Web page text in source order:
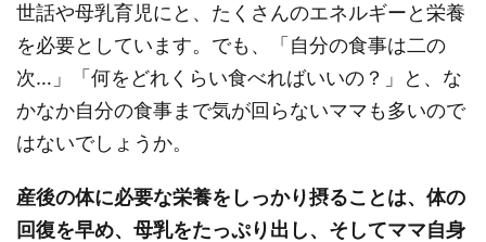
世話や母乳育児にと、たくさんのエネルギーと栄養
を必要としています。でも、「自分の食事は二の
次…」「何をどれくらい食べればいいの？」と、な
かなか自分の食事まで気が回らないママも多いので
はないでしょうか。
産後の体に必要な栄養をしっかり摂ることは、体の
回復を早め、母乳をたっぷり出し、そしてママ自身